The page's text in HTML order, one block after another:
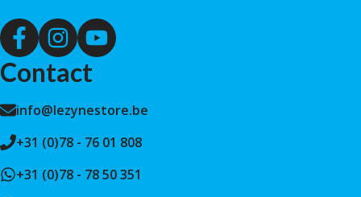
Contact
info@lezynestore.be
+31 (0)78 - 76 01 808
+31 (0)78 - 78 50 351